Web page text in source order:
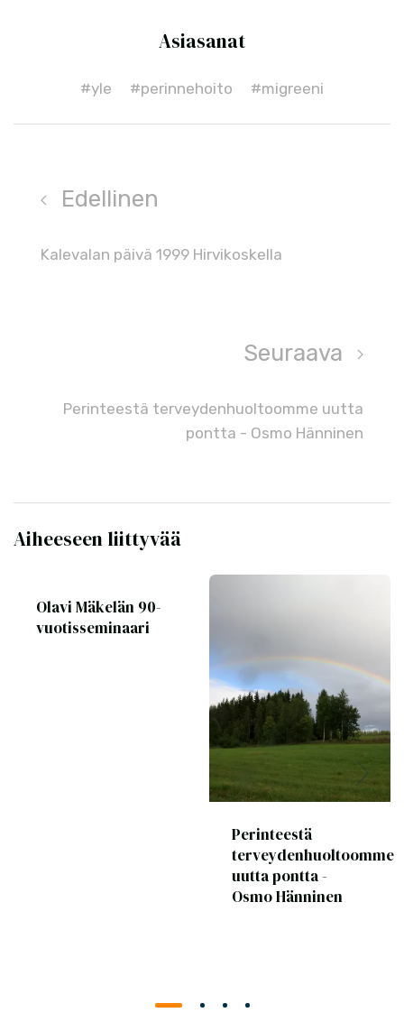
Asiasanat
#yle #perinnehoito #migreeni
Edellinen
Kalevalan päivä 1999 Hirvikoskella
Seuraava
Perinteestä terveydenhuoltoomme uutta
pontta - Osmo Hänninen
Aiheeseen liittyvää
Olavi Mäkelän 90-
vuotisseminaari
Perinteestä
terveydenhuoltoomme
uutta pontta -
Osmo Hänninen